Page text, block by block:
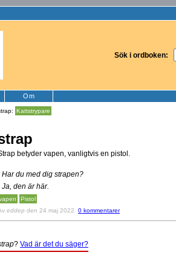
Sök i ordboken:
Om
Kattstrypare
betyder vapen, vanligtvis en pistol.
Har du med dig strapen?
Ja, den är här.
Pistol
eddep den 24 maj 2022 0 kommentarer
? Vad är det du säger?